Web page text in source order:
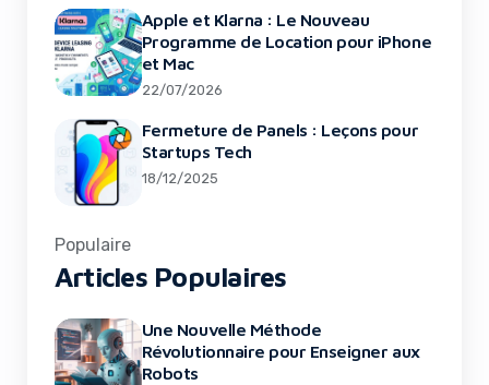
Apple et Klarna : Le Nouveau
Programme de Location pour iPhone
et Mac
22/07/2026
Fermeture de Panels : Leçons pour
Startups Tech
18/12/2025
Populaire
Articles Populaires
Une Nouvelle Méthode
Révolutionnaire pour Enseigner aux
Robots